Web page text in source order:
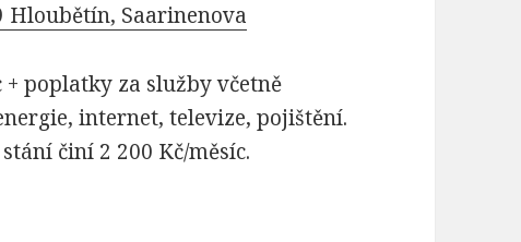
Hloubětín, Saarinenova
poplatky za služby včetně
internet, televize, pojištění.
činí 2 200 Kč/měsíc.